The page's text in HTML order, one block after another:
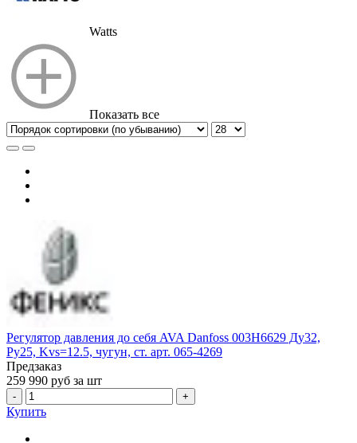
Watts
Показать все
Регулятор давления до себя AVA Danfoss 003H6629 Ду32,
Ру25, Kvs=12.5, чугун, ст. арт. 065-4269
Предзаказ
259 990 руб за шт
- +
Купить